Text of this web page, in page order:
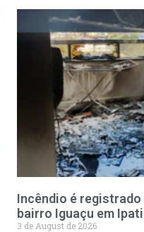
Incêndio é
bairro Iguaçu em
3 de August de 2026